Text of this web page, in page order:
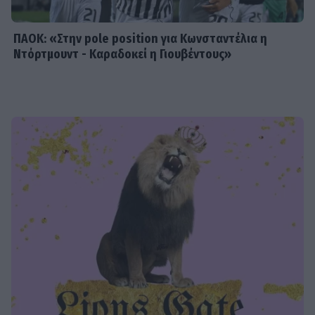
ΠΑΟΚ: «Στην pole position για Κωνσταντέλια η
Ντόρτμουντ - Καραδοκεί η Γιουβέντους»